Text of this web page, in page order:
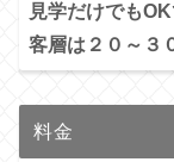
見学だけでもOK
客層は２０～３
料金